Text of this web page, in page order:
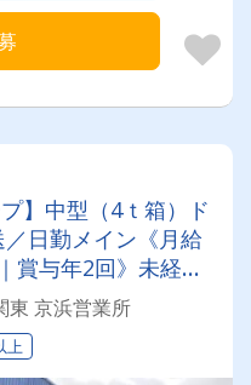
】中型（4ｔ箱）ド
日勤メイン《月給
賞与年2回》未経験
関東で将来を見据え
東 京浜営業所
上